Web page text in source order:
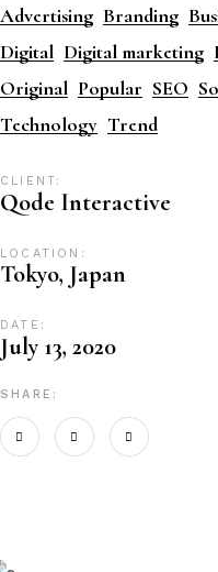
Advertising Branding
Digital Digital marketing
Original Popular SEO
Technology Trend
CLIENT:
Qode Interactive
LOCATION:
Tokyo, Japan
DATE:
July 13, 2020
SHARE: